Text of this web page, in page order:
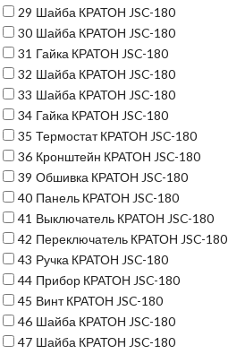
29 Шайба КРАТОН JSC-180
30 Шайба КРАТОН JSC-180
31 Гайка КРАТОН JSC-180
32 Шайба КРАТОН JSC-180
33 Шайба КРАТОН JSC-180
34 Гайка КРАТОН JSC-180
35 Термостат КРАТОН JSC-180
36 Кронштейн КРАТОН JSC-180
39 Обшивка КРАТОН JSC-180
40 Панель КРАТОН JSC-180
41 Выключатель КРАТОН JSC-180
42 Переключатель КРАТОН JSC-180
43 Ручка КРАТОН JSC-180
44 Прибор КРАТОН JSC-180
45 Винт КРАТОН JSC-180
46 Шайба КРАТОН JSC-180
47 Шайба КРАТОН JSC-180